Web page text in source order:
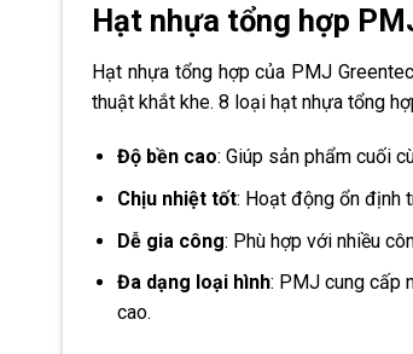
Hạt nhựa tổng hợp
Hạt nhựa tổng hợp của PMJ
thuật khắt khe. 8 loại hạt nhựa tổng
Độ bền cao: Giúp sản phẩm cuối
Chịu nhiệt tốt: Hoạt động ổn định
Dễ gia công: Phù hợp với nhiều
Đa dạng loại hình: PMJ cung cấp
cao.